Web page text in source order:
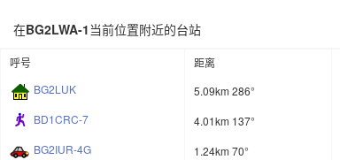
在BG2LWA-1 当前位置附近的台站
呼号 距离
BG2LUK
5.09km 286°
BD1CRC-7
4.01km 137°
BG2IUR-4G
1.24km 70°